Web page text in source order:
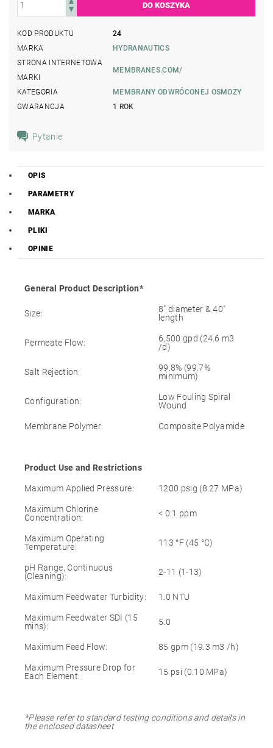
KOD PRODUKTU
24
MARKA
HYDRANAUTICS
STRONA INTERNETOWA
MARKI
MEMBRANES.COM/
KATEGORIA
MEMBRANY ODWRÓCONEJ OSMOZY
GWARANCJA
1 ROK
Pytanie
OPIS
PARAMETRY
MARKA
PLIKI
OPINIE
General Product Description*
Size:
8″ diameter & 40″
length
Permeate Flow:
6,500 gpd (24.6 m3
/d)
Salt Rejection:
99.8% (99.7%
minimum)
Configuration:
Low Fouling Spiral
Wound
Membrane Polymer: Composite Polyamide
Product Use and Restrictions
Maximum Applied Pressure: 1200 psig (8.27 MPa)
Maximum Chlorine
Concentration:
< 0.1 ppm
Maximum Operating
Temperature:
113 °F (45 °C)
pH Range, Continuous
(Cleaning):
2-11 (1-13)
Maximum Feedwater Turbidity: 1.0 NTU
Maximum Feedwater SDI (15
mins):
5.0
Maximum Feed Flow: 85 gpm (19.3 m3 /h)
Maximum Pressure Drop for
Each Element:
15 psi (0.10 MPa)
*Please refer to standard testing conditions and details in
the enclosed datasheet